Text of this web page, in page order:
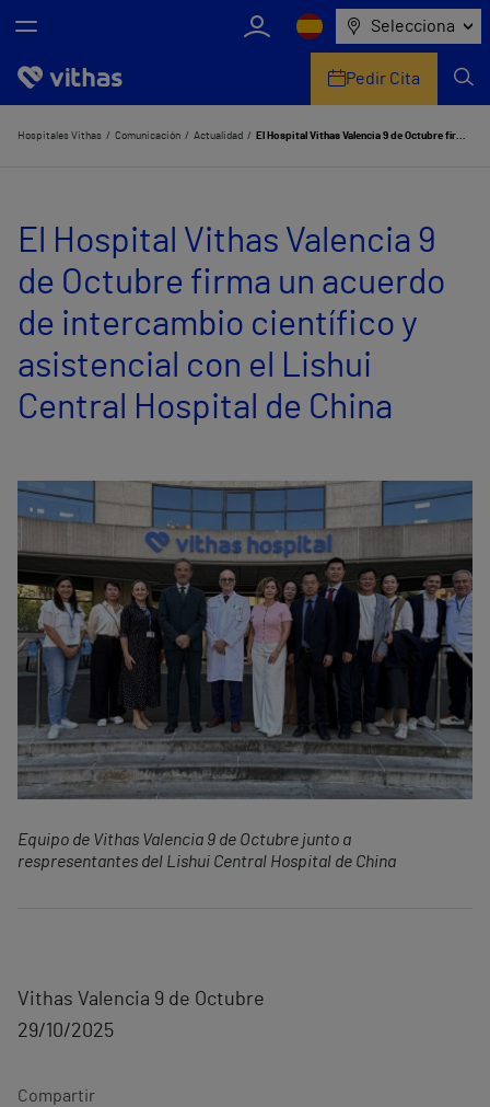
Selecciona
Nosotros
Servicios de salud
Equipo médico y asistencial
Comunicación
Pedir Cita
Hospitales Vithas Comunicación Actualidad El Hospital Vithas Valencia 9 de Octubre firma un acuerdo de intercambio científico y asistencial con el Lishui Central Hospital de China
El Hospital Vithas Valencia 9
de Octubre firma un acuerdo
de intercambio científico y
asistencial con el Lishui
Central Hospital de China
Equipo de Vithas Valencia 9 de Octubre junto a
respresentantes del Lishui Central Hospital de China
Vithas Valencia 9 de Octubre
29/10/2025
Compartir